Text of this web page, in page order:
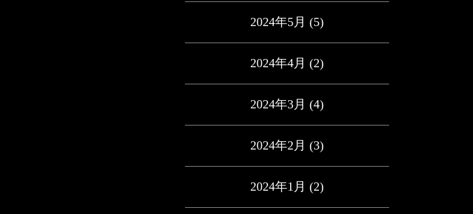
2024年5月 (5)
2024年4月 (2)
2024年3月 (4)
2024年2月 (3)
2024年1月 (2)